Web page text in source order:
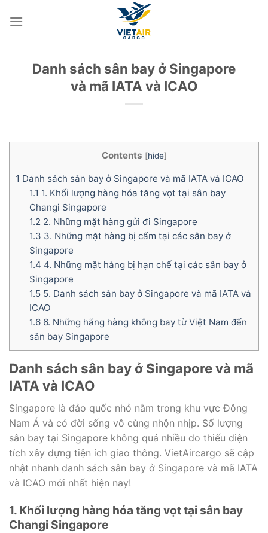
Danh sách sân bay ở Singapore
và mã IATA và ICAO
Contents [hide]
1 Danh sách sân bay ở Singapore và mã IATA và ICAO
1.1 1. Khối lượng hàng hóa tăng vọt tại sân bay
Changi Singapore
1.2 2. Những mặt hàng gửi đi Singapore
1.3 3. Những mặt hàng bị cấm tại các sân bay ở
Singapore
1.4 4. Những mặt hàng bị hạn chế tại các sân bay ở
Singapore
1.55. Danh sách sân bay ở Singapore và mã IATA và
ICAO
1.66. Những hãng hàng không bay từ Việt Nam đến
sân bay Singapore
Danh sách sân bay ở Singapore và mã
IATA và ICAO
Singapore là đảo quốc nhỏ nằm trong khu vực Đông
Nam Á và có đời sống vô cùng nhộn nhịp. Số lượng
sân bay tại Singapore không quá nhiều do thiếu diện
tích xây dựng tiện ích giao thông. VietAircargo sẽ cập
nhật nhanh danh sách sân bay ở Singapore và mã IATA
và ICAO mới nhất hiện nay!
1. Khối lượng hàng hóa tăng vọt tại sân bay
Changi Singapore